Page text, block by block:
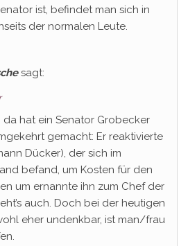
ist, befindet man sich in
der normalen Leute.
sagt:
da hat ein Senator Grobecker
gemacht: Er reaktivierte
Dücker), der sich im
befand, um Kosten für den
um ernannte ihn zum Chef der
auch. Doch bei der heutigen
eher undenkbar, ist man/frau